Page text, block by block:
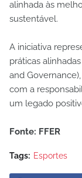
alinhada às
sustentável.
A iniciativa
práticas
and
com a
um legado
Fonte: FFER
Tags: Esportes